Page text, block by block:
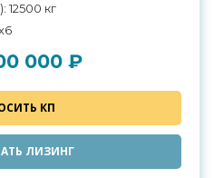
12500 кг
000 ₽
КП
ЛИЗИНГ